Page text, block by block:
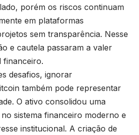
porém os riscos continuam
em plataformas
sem transparência. Nesse
e cautela passaram a valer
financeiro.
desafios, ignorar
também pode representar
O ativo consolidou uma
sistema financeiro moderno e
institucional. A criação de